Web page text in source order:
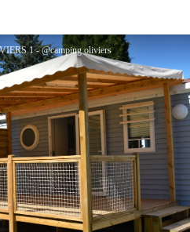
Le Département
1 - @camping oliviers